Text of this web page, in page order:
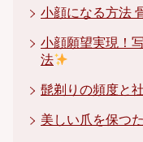
小顔になる方法
小顔願望実現！
法
髭剃りの頻度と
美しい爪を保つ